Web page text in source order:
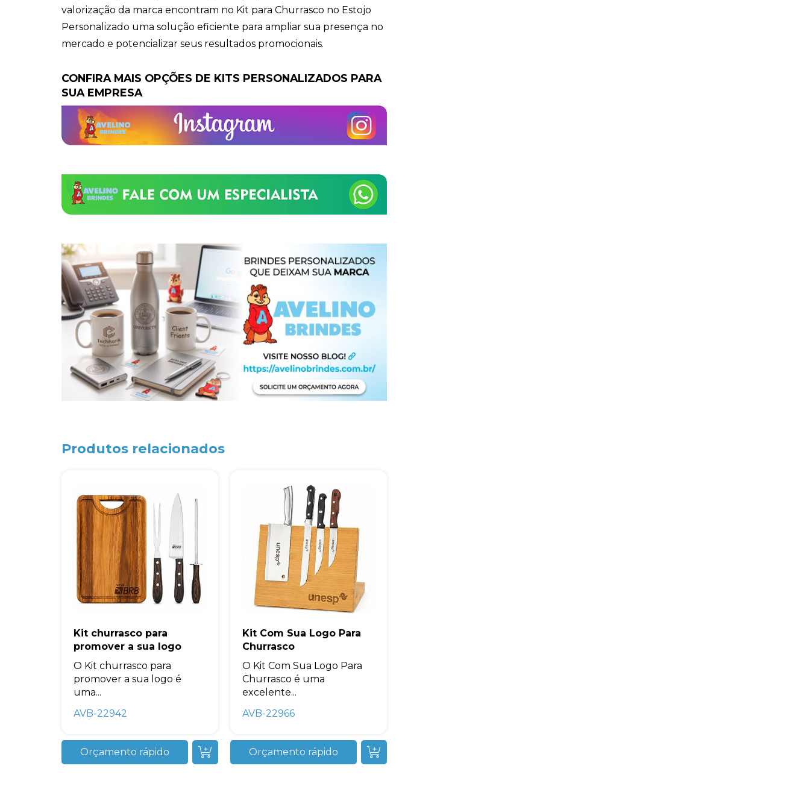
valorização da marca encontram no Kit para Churrasco no Estojo
Personalizado uma solução eficiente para ampliar sua presença no
mercado e potencializar seus resultados promocionais.
CONFIRA MAIS OPÇÕES DE KITS PERSONALIZADOS PARA
SUA EMPRESA
Produtos relacionados
Kit churrasco para
promover a sua logo
O Kit churrasco para
promover a sua logo é
uma...
AVB-22942
Orçamento rápido
Kit Com Sua Logo Para
Churrasco
O Kit Com Sua Logo Para
Churrasco é uma
excelente...
AVB-22966
Orçamento rápido
A nossa empresa está comprometida a proteger e respeitar sua
privacidade, utilizaremos seus dados apenas para fins de
marketing. Você pode alterar suas preferências a qualquer
momento.
Iniciar conversa